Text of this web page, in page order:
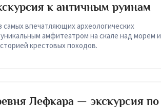
к античным руинам
впечатляющих археологических
амфитеатром на скале над морем и
крестовых походов.
Лефкара — экскурсия по